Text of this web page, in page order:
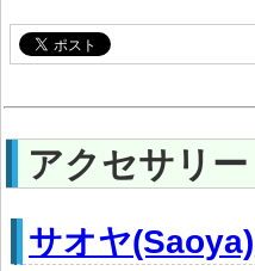
アクセサリー
サオヤ(Saoya)